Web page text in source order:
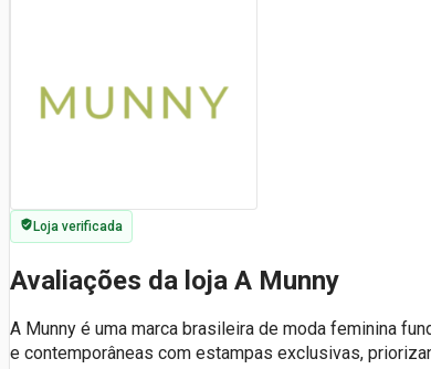
Loja verificada
Avaliações da loja A Munny
A Munny é uma marca brasileira de moda feminina
e contemporâneas com estampas exclusivas,